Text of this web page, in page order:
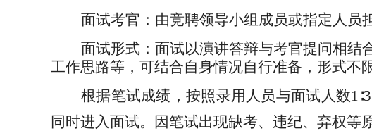
面试考官：由竞聘领导小组成员或指定人员
面试形式：面试以演讲答辩与考官提问相结
工作思路等，可结合自身情况自行准备，形式不
根据笔试成绩，按照录用人员与面试人数
同时进入面试。因笔试出现缺考、违纪、弃权等